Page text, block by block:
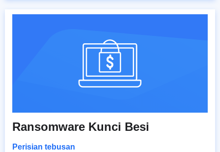
Ransomware Kunci Besi
Perisian tebusan